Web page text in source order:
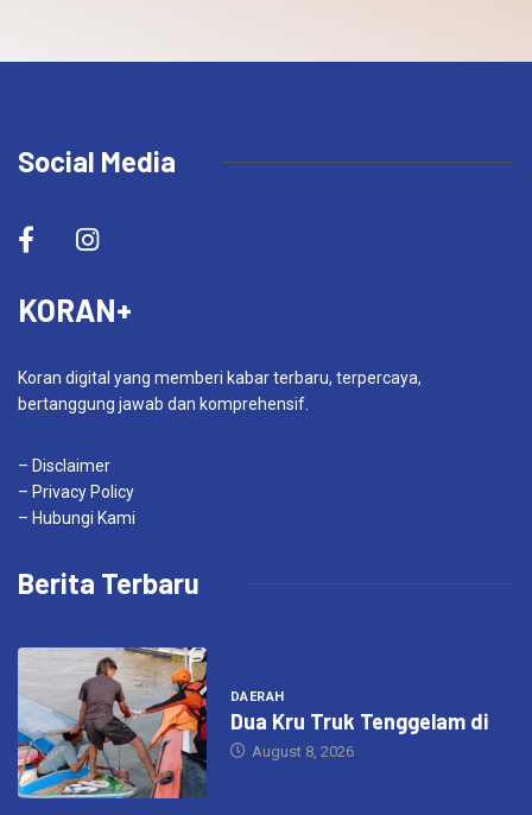
Social Media
KORAN+
Koran digital yang memberi kabar terbaru, terpercaya,
bertanggung jawab dan komprehensif.
– Disclaimer
– Privacy Policy
– Hubungi Kami
Berita Terbaru
DAERAH
Dua Kru Truk Tenggelam di
August 8, 2026